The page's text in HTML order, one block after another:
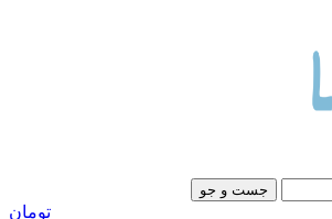
جست و جو
تومان